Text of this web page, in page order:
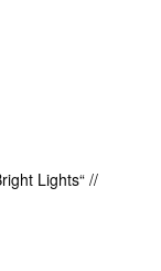
Lights“ //